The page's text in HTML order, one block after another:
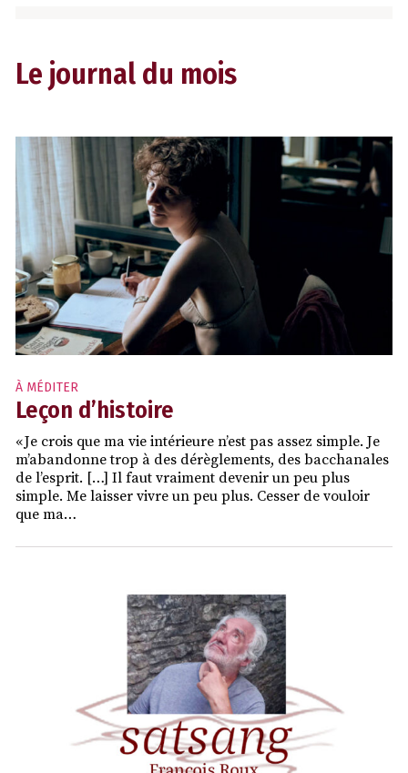
Le journal du mois
À MÉDITER
Leçon d’histoire
« Je crois que ma vie intérieure n’est pas assez simple. Je
m’abandonne trop à des dérèglements, des bacchanales
de l’esprit. […] Il faut vraiment devenir un peu plus
simple. Me laisser vivre un peu plus. Cesser de vouloir
que ma…